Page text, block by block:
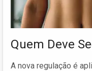
Quem Deve
A nova regulação é